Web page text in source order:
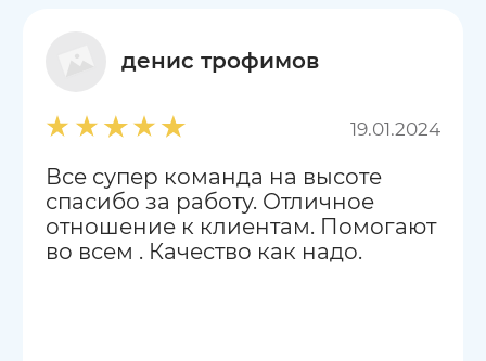
денис трофимов
19.01.2024
Все супер команда на высоте
спасибо за работу. Отличное
отношение к клиентам. Помогают
во всем . Качество как надо.